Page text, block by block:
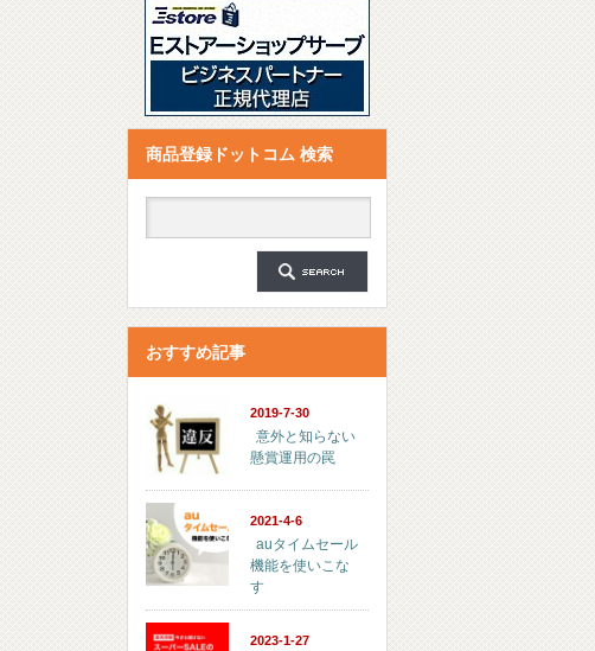
商品登録ドットコム 検索
おすすめ記事
2019-7-30
意外と知らない
懸賞運用の罠
2021-4-6
auタイムセール
機能を使いこな
す
2023-1-27